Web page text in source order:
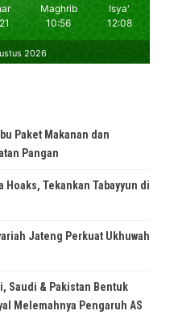
Paket Makanan dan
Pangan
Hoaks, Tekankan Tabayyun di
Jateng Perkuat Ukhuwah
Saudi & Pakistan Bentuk
Melemahnya Pengaruh AS